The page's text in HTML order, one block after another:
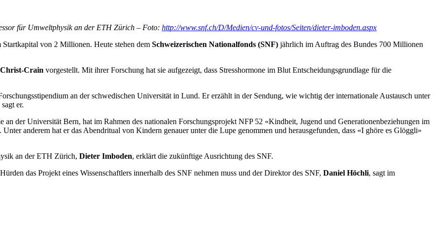
für Umweltphysik an der ETH Zürich – Foto: http://www.snf.ch/D/Medien/cv-und-fotos/Seiten/dieter-imboden.aspx
von 2 Millionen. Heute stehen dem Schweizerischen Nationalfonds (SNF) jährlich im Auftrag des Bundes 700 Millionen
Crain vorgestellt. Mit ihrer Forschung hat sie aufgezeigt, dass Stresshormone im Blut Entscheidungsgrundlage für die
an der schwedischen Universität in Lund. Er erzählt in der Sendung, wie wichtig der internationale Austausch unter
er.
an der Universität Bern, hat im Rahmen des nationalen Forschungsprojekt NFP 52 «Kindheit, Jugend und Generationenbeziehungen im
anderem hat er das Abendritual von Kindern genauer unter die Lupe genommen und herausgefunden, dass «I ghöre es Glöggli»
an der ETH Zürich, Dieter Imboden, erklärt die zukünftige Ausrichtung des SNF.
das Projekt eines Wissenschaftlers innerhalb des SNF nehmen muss und der Direktor des SNF, Daniel Höchli, sagt im